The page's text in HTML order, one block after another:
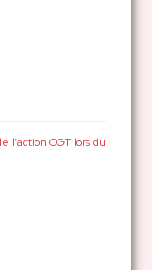
CGT lors du